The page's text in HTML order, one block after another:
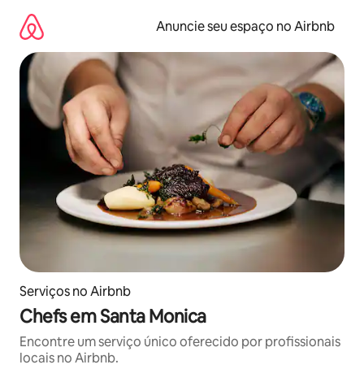
para
conteúdo
Anuncie seu espaço no Airbnb
Serviços no Airbnb
Chefs em Santa Monica
Encontre um serviço único oferecido por profissionais
locais no Airbnb.